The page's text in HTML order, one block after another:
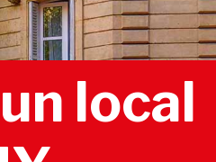
local